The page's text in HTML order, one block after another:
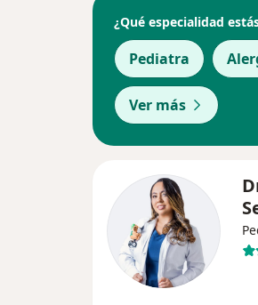
¿Qué especialidad
Pediatra
Ver más